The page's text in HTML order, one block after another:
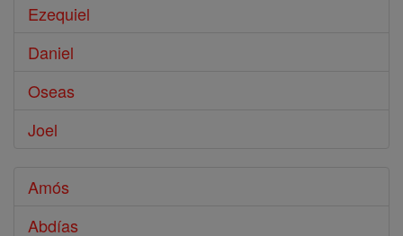
Ezequiel
Daniel
Oseas
Joel
Amós
Abdías